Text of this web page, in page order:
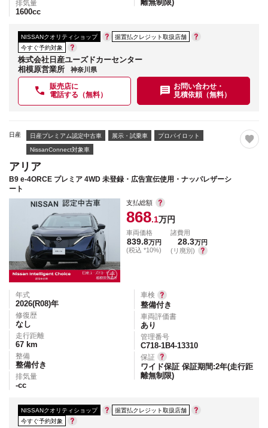
排気量
1600cc
離無制限)
NISSANクオリティショップ
据置払クレジット取扱店舗
今すぐ予約対象
株式会社日産ユーズドカーセンター
相模原営業所
神奈川県
販売店に
電話する（無料）
お問い合わせ・
見積依頼（無料）
日産 日産プレミアム認定中古車 展示・試乗車 プロパイロット
NissanConnect対象車
アリア
B9 e-4ORCE プレミア 4WD 未登録・広告宣伝使用・ナッパレザーシ
ート
支払総額
868.1万円
車両価格
839.8万円
(税込 *10%)
諸費用
28.3万円
(リ廃別)
年式
2026(R08)年
修復歴
なし
走行距離
67 km
整備
整備付き
排気量
-cc
車検
整備付き
車両評価書
あり
管理番号
C718-1B4-13310
保証
ワイド保証 保証期間:2年(走行距
離無制限)
NISSANクオリティショップ
据置払クレジット取扱店舗
今すぐ予約対象